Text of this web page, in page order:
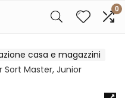
0
casa e magazzini
Sort Master, Junior